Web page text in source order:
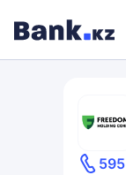
rating595